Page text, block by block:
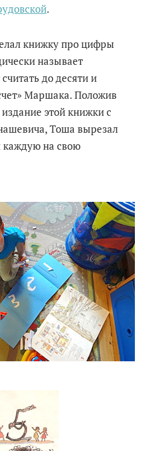
.
книжку про цифры
называет
до десяти и
Маршака. Положив
этой книжки с
Тоша вырезал
на свою